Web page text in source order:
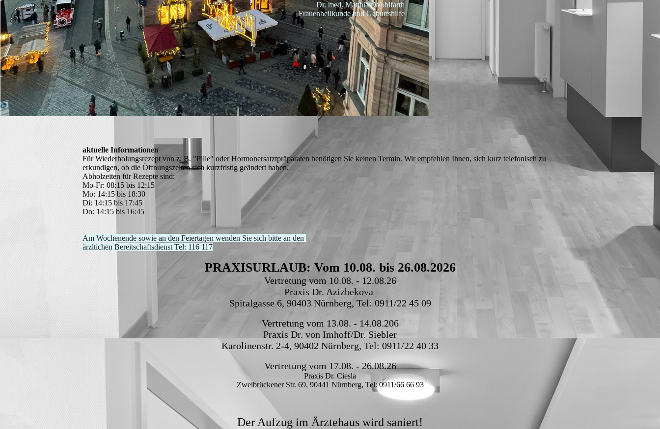
Dr. med. Matthias Wohlfarth
Frauenheilkunde und Geburtshilfe
aktuelle Informationen
Für Wiederholungsrezept von z. B. "Pille" oder Hormonersatztpräparaten benötigen Sie keinen Termin. Wir empfehlen Ihnen, sich kurz telefonisch zu
erkundigen, ob die Öffnungszeiten sich kurzfristig geändert haben.
Abholzeiten für Rezepte sind:
Mo-Fr: 08:15 bis 12:15
Mo: 14:15 bis 18:30
Di: 14:15 bis 17:45
Do: 14:15 bis 16:45
Am Wochenende sowie an den Feiertagen wenden Sie sich bitte an den
ärzltichen Bereitschaftsdienst Tel: 116 117
PRAXISURLAUB: Vom 10.08. bis 26.08.2026
Vertretung vom 10.08. - 12.08.26
Praxis Dr. Azizbekova
Spitalgasse 6, 90403 Nürnberg, Tel: 0911/22 45 09
Vertretung vom 13.08. - 14.08.206
Praxis Dr. von Imhoff/Dr. Siebler
Karolinenstr. 2-4, 90402 Nürnberg, Tel: 0911/22 40 33
Vertretung vom 17.08. - 26.08.26
Praxis Dr. Ciesla
Zweibrückener Str. 69, 90441 Nürnberg, Tel: 0911/66 66 93
Der Aufzug im Ärztehaus wird saniert!